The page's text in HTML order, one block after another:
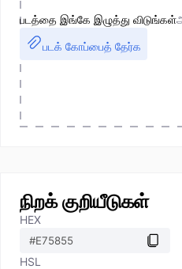
படத்தை இங்கே இழுத்து விடுங்கள்
படக் கோப்பைத் தேர்க
நிறக் குறியீடுகள்
HEX
HSL